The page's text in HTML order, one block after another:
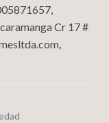
Cr 17 #